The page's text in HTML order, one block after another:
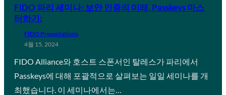
FIDO 파리 세미나: 보안 인증의 미래, Passkeys 마스
터하기:
FIDO Presentations
4월 15, 2024
FIDO Alliance와 호스트 스폰서인 탈레스가 파리에서
Passkeys에 대해 포괄적으로 살펴보는 일일 세미나를 개
최했습니다. 이 세미나에서는…